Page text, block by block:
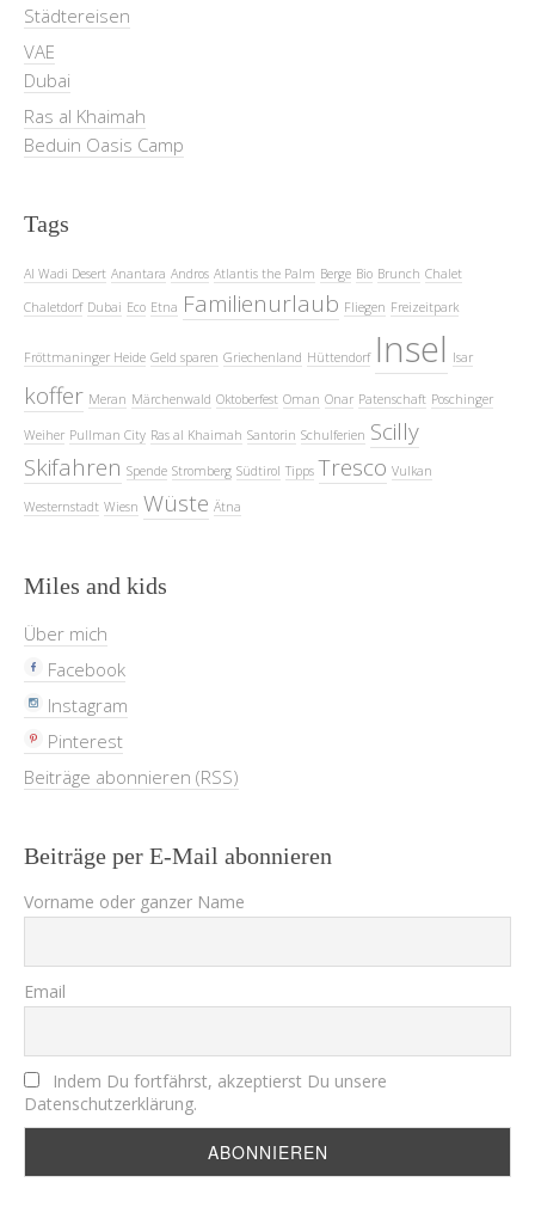
Städtereisen
VAE
Dubai
Ras al Khaimah
Beduin Oasis Camp
Tags
Al Wadi Desert Anantara Andros Atlantis the Palm Berge Bio Brunch Chalet
Chaletdorf Dubai Eco Etna Familienurlaub Fliegen Freizeitpark
Fröttmaninger Heide Geld sparen Griechenland Hüttendorf Insel Isar
koffer Meran Märchenwald Oktoberfest Oman Onar Patenschaft Poschinger
Weiher Pullman City Ras al Khaimah Santorin Schulferien Scilly
Skifahren Spende Stromberg Südtirol Tipps Tresco Vulkan
Westernstadt Wiesn Wüste Ätna
Miles and kids
Über mich
Facebook
Instagram
Pinterest
Beiträge abonnieren (RSS)
Beiträge per E-Mail abonnieren
Vorname oder ganzer Name
Email
Indem Du fortfährst, akzeptierst Du unsere
Datenschutzerklärung.